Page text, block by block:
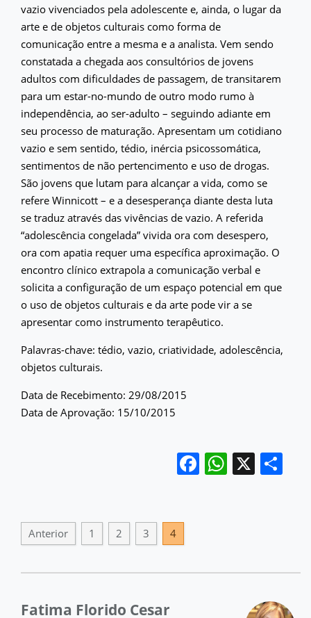
vazio vivenciados pela adolescente e, ainda, o lugar da
arte e de objetos culturais como forma de
comunicação entre a mesma e a analista. Vem sendo
constatada a chegada aos consultórios de jovens
adultos com dificuldades de passagem, de transitarem
para um estar-no-mundo de outro modo rumo à
independência, ao ser-adulto – seguindo adiante em
seu processo de maturação. Apresentam um cotidiano
vazio e sem sentido, tédio, inércia psicossomática,
sentimentos de não pertencimento e uso de drogas.
São jovens que lutam para alcançar a vida, como se
refere Winnicott – e a desesperança diante desta luta
se traduz através das vivências de vazio. A referida
“adolescência congelada” vivida ora com desespero,
ora com apatia requer uma específica aproximação. O
encontro clínico extrapola a comunicação verbal e
solicita a configuração de um espaço potencial em que
o uso de objetos culturais e da arte pode vir a se
apresentar como instrumento terapêutico.
Palavras-chave: tédio, vazio, criatividade, adolescência,
objetos culturais.
Data de Recebimento: 29/08/2015
Data de Aprovação: 15/10/2015
Facebook
X
Anterior 1 2 3 4
Fatima Florido Cesar